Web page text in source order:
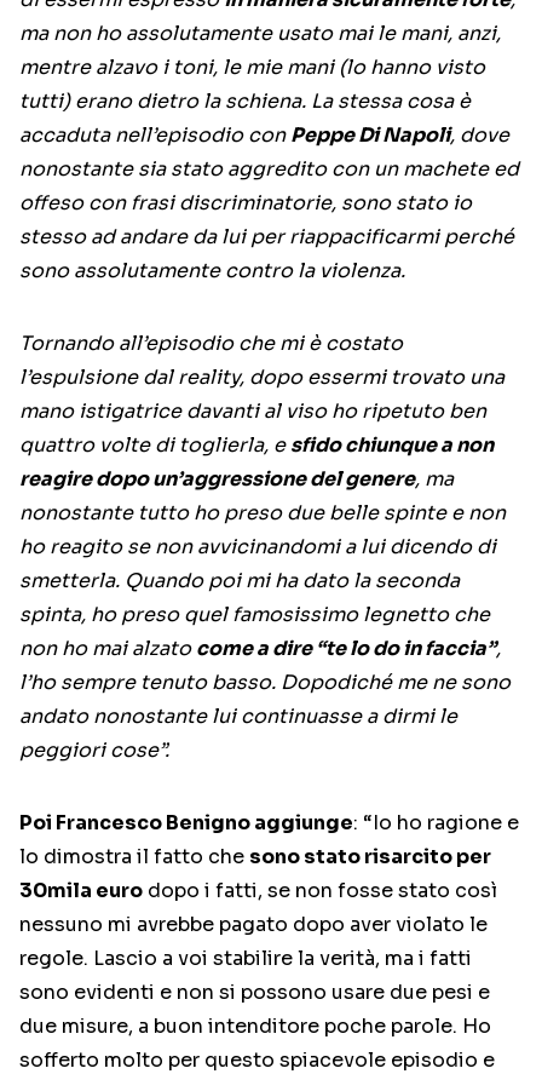
ma non ho assolutamente usato mai le mani, anzi,
mentre alzavo i toni, le mie mani (lo hanno visto
tutti) erano dietro la schiena. La stessa cosa è
accaduta nell’episodio conPeppe Di Napoli, dove
nonostante sia stato aggredito con un machete ed
offeso con frasi discriminatorie, sono stato io
stesso ad andare da lui per riappacificarmi perché
sono assolutamente contro la violenza.
Tornando all’episodio che mi è costato
l’espulsione dal reality, dopo essermi trovato una
mano istigatrice davanti al viso ho ripetuto ben
quattro volte di toglierla, esfido chiunque a non
reagire dopo un’aggressione del genere, ma
nonostante tutto ho preso due belle spinte e non
ho reagito se non avvicinandomi a lui dicendo di
smetterla. Quando poi mi ha dato la seconda
spinta, ho preso quel famosissimo legnetto che
non ho mai alzatocome a dire “te lo do in faccia”,
l’ho sempre tenuto basso. Dopodiché me ne sono
andato nonostante lui continuasse a dirmi le
peggiori cose”.
Poi Francesco Benigno aggiunge: “Io ho ragione e
lo dimostra il fatto che sono stato risarcito per
30mila euro dopo i fatti, se non fosse stato così
nessuno mi avrebbe pagato dopo aver violato le
regole. Lascio a voi stabilire la verità, ma i fatti
sono evidenti e non si possono usare due pesi e
due misure, a buon intenditore poche parole. Ho
sofferto molto per questo spiacevole episodio e